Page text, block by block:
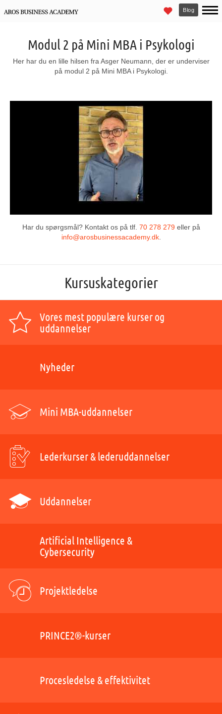
Blog
Modul 2 på Mini MBA i Psykologi
Her har du en lille hilsen fra Asger Neumann, der er underviser
på modul 2 på Mini MBA i Psykologi.
Har du spørgsmål? Kontakt os på tlf. 70 278 279eller på
info@arosbusinessacademy.dk.
Kursuskategorier
Vores mest populære kurser og
uddannelser
Nyheder
Mini MBA-uddannelser
Lederkurser & lederuddannelser
Uddannelser
Artificial Intelligence &
Cybersecurity
Projektledelse
PRINCE2®-kurser
Procesledelse & effektivitet